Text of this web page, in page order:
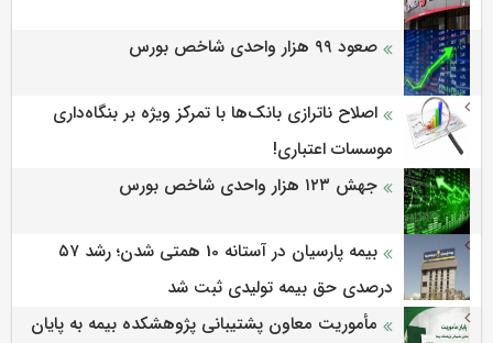
صعود ۹۹ هزار واحدی شاخص بورس
اصلاح ناترازی بانک‌ها با تمرکز ویژه بر بنگاه‌داری
موسسات اعتباری!
جهش ۱۲۳ هزار واحدی شاخص بورس
بیمه پارسیان در آستانه 10 همتی شدن؛ رشد ۵۷
درصدی حق بیمه تولیدی ثبت شد
مأموریت معاون پشتیبانی پژوهشكده بیمه به پایان